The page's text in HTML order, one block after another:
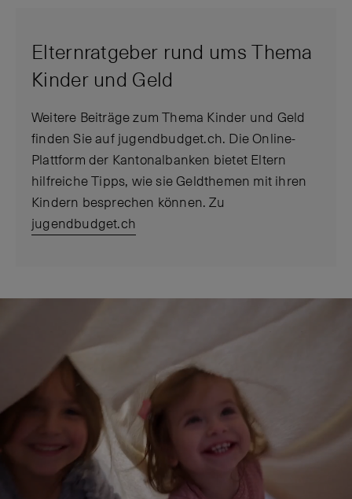
Elternratgeber rund ums Thema
Kinder und Geld
Weitere Beiträge zum Thema Kinder und Geld
finden Sie auf jugendbudget.ch. Die Online-
Plattform der Kantonalbanken bietet Eltern
hilfreiche Tipps, wie sie Geldthemen mit ihren
Kindern besprechen können. Zu
jugendbudget.ch